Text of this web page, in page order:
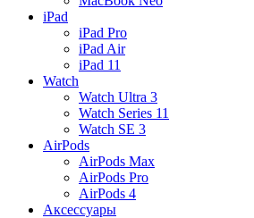
iPad
iPad Pro
iPad Air
iPad 11
Watch
Watch Ultra 3
Watch Series 11
Watch SE 3
AirPods
AirPods Max
AirPods Pro
AirPods 4
Аксессуары